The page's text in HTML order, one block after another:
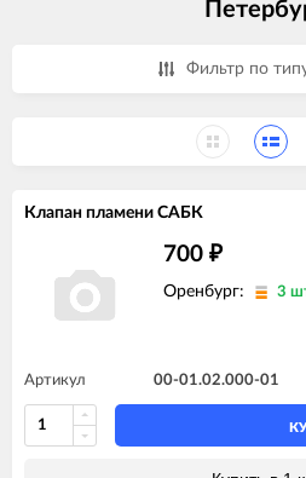
Фильтр по
Клапан пламени САБК
700 ₽
Оренбург: 3
Артикул 00-01.02.000-01